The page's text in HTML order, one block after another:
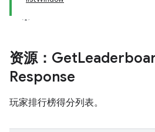
资源：Get
Response
玩家排行榜得分列表。